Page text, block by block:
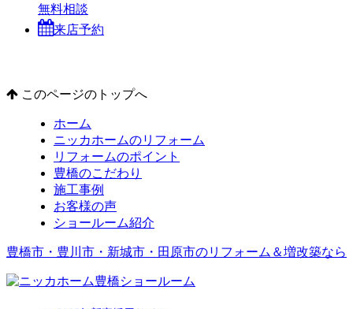
無料相談
来店予約
このページのトップへ
ホーム
ニッカホームのリフォーム
リフォームのポイント
豊橋のこだわり
施工事例
お客様の声
ショールーム紹介
豊橋市・豊川市・新城市・田原市のリフォーム＆増改築なら